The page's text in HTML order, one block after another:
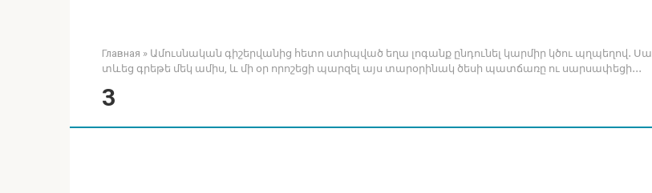
Главная » Ամուսնական գիշերվանից հետո ստիպված եղա լոգանք ընդունել կարմիր կծու պղպեղով․ Սա
տևեց գրեթե մեկ ամիս, և մի օր որոշեցի պարզել այս տարօրինակ ծեսի պատճառը ու սարսափեցի․․․
3